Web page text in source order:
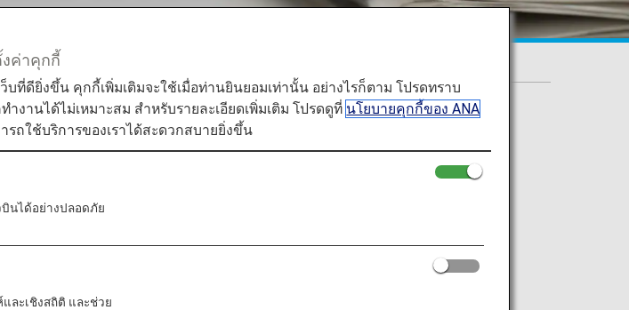
to ANA Mileage Club Terms and Conditions
will be partially revised effective Monday, April 11, 2022.
ค่าคุกกี้
ที่ดียิ่งขึ้น คุกกี้เพิ่มเติมจะใช้เมื่อท่านยินยอมเท่านั้น อย่างไรก็ตาม โปรดทราบ
านได้ไม่เหมาะสม สำหรับรายละเอียดเพิ่มเติม โปรดดูที่ นโยบายคุกกี้ของ ANA
รถใช้บริการของเราได้สะดวกสบายยิ่งขึ้น
บินได้อย่างปลอดภัย
ละเชิงสถิติ และช่วย